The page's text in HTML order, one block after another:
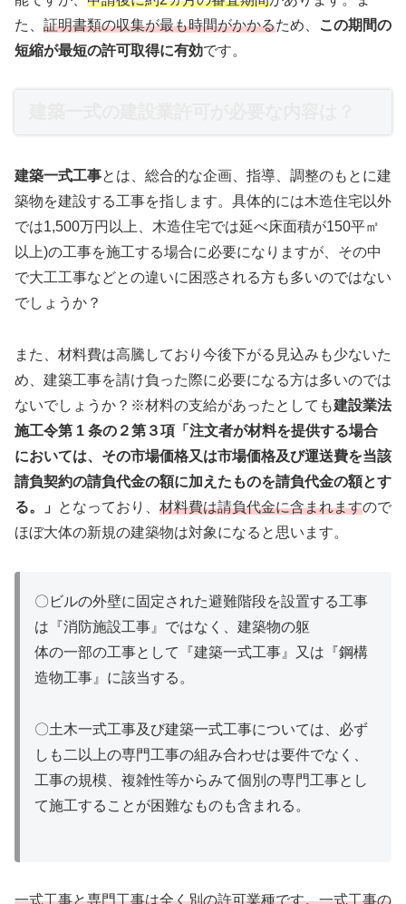
た、 証明書類の収集が最も時間がかかるため、
この期間の
短縮が最短の許可取得に有効です。
建築一式工事とは、総合的な企画、指導、調整のもとに建
築物を建設する工事を指します。具体的には木造住宅以外
では1,500万円以上、木造住宅では延べ床面積が150平㎡
以上)の工事を施工する場合に必要になりますが、その中
で大工工事などとの違いに困惑される方も多いのではない
でしょうか？
また、材料費は高騰しており今後下がる見込みも少ないた
め、建築工事を請け負った際に必要になる方は多いのでは
ないでしょうか？※材料の支給があったとしても建設業法
施工令第 1 条の２第３項「注文者が材料を提供する場合
においては、その市場価格又は市場価格及び運送費を当該
請負契約の請負代金の額に加えたものを請負代金の額とす
る。」
となっており、 材料費は請負代金に含まれますので
ほぼ大体の新規の建築物は対象になると思います。
〇ビルの外壁に固定された避難階段を設置する工事
は『消防施設工事』ではなく、建築物の躯
体の一部の工事として『建築一式工事』又は『鋼構
造物工事』に該当する。
〇土木一式工事及び建築一式工事については、必ず
しも二以上の専門工事の組み合わせは要件でなく、
工事の規模、複雑性等からみて個別の専門工事とし
て施工することが困難なものも含まれる。
一式工事と専門工事は全く別の許可業種です。一式工事の